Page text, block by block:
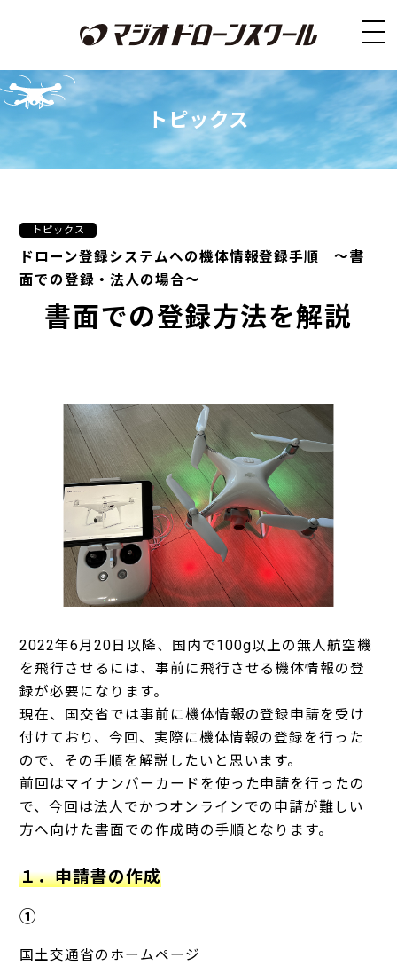
トピックス
トピックス
ドローン登録システムへの機体情報登録手順 ～書
面での登録・法人の場合～
書面での登録方法を解説
2022年6月20日以降、国内で100g以上の無人航空機
を飛行させるには、事前に飛行させる機体情報の登
録が必要になります。
現在、国交省では事前に機体情報の登録申請を受け
付けており、今回、実際に機体情報の登録を行った
ので、その手順を解説したいと思います。
前回はマイナンバーカードを使った申請を行ったの
で、今回は法人でかつオンラインでの申請が難しい
方へ向けた書面での作成時の手順となります。
１．申請書の作成
①
国土交通省のホームページ